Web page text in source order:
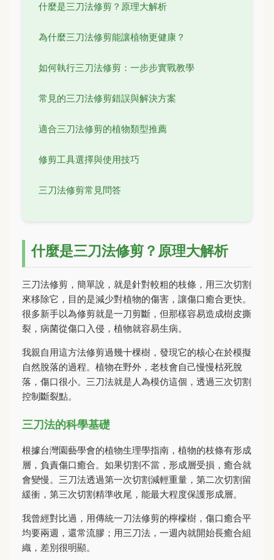
什麼是三刀法修剪？原理大解析
為什麼三刀法修剪能讓植物更健康？
如何執行三刀法修剪：一步步實戰教學
常見的三刀法修剪錯誤與解決方案
適合三刀法修剪的植物類型推薦
修剪工具選擇與使用技巧
三刀法修剪常見問答
什麼是三刀法修剪？原理大解析
三刀法修剪，簡單說，就是針對較粗的枝條，用三次切割
來移除它，目的是減少對植物的傷害，讓傷口癒合更快。
很多新手以為修剪就是一刀剪斷，但那樣容易造成樹皮撕
裂，病菌從傷口入侵，植物就容易生病。
我親自用這方法修剪過幾十棵樹，發現它的核心在於模擬
自然脫落的過程。植物在野外，老枝會自己慢慢枯死脫
落，傷口很小。三刀法就是人為模仿這個，透過三次切割
控制斷裂點。
三刀法的科學基礎
根據台灣園藝學會的植物生理學指南，植物的枝條有形成
層，負責傷口癒合。如果切割不當，形成層受損，癒合就
會變慢。三刀法透過第一次切割減輕重量，第二次切割留
緩衝，第三次切割精準收尾，能最大程度保護形成層。
我曾經對比過，用傳統一刀法修剪的檸檬樹，傷口癒合平
均要兩週，還常流膠；用三刀法，一週內就開始長癒合組
織，差別很明顯。